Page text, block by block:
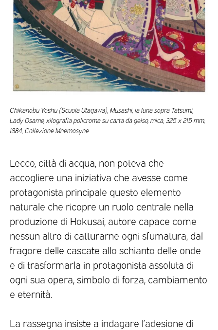
Chikanobu Yoshu (Scuola Utagawa), Musashi, la luna sopra Tatsumi,
Lady Osame, xilografia policroma su carta da gelso, mica, 325 x 215 mm,
1884, Collezione Mnemosyne
Lecco, città di acqua, non poteva che
accogliere una iniziativa che avesse come
protagonista principale questo elemento
naturale che ricopre un ruolo centrale nella
produzione di Hokusai, autore capace come
nessun altro di catturarne ogni sfumatura, dal
fragore delle cascate allo schianto delle onde
e di trasformarla in protagonista assoluta di
ogni sua opera, simbolo di forza, cambiamento
e eternità.
La rassegna insiste a indagare l’adesione di